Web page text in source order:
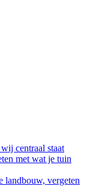
centraal staat
met wat je tuin
landbouw, vergeten